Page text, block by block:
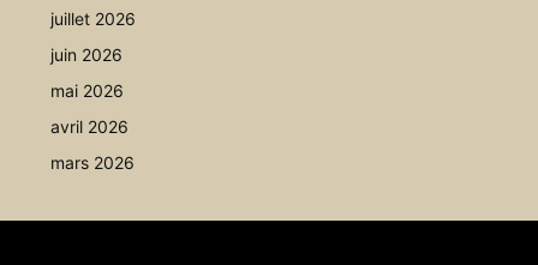
juillet 2026
juin 2026
mai 2026
avril 2026
mars 2026